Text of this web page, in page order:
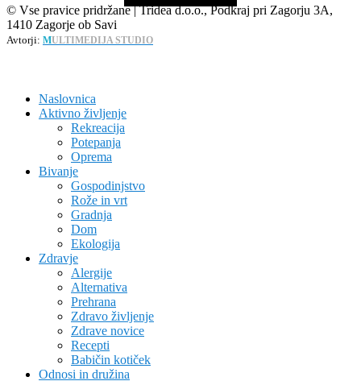
© Vse pravice pridržane | Tridea d.o.o., Podkraj pri Zagorju 3A,
1410 Zagorje ob Savi
Avtorji: MULTIMEDIJA STUDIO
Naslovnica
Aktivno življenje
Rekreacija
Potepanja
Oprema
Bivanje
Gospodinjstvo
Rože in vrt
Gradnja
Dom
Ekologija
Zdravje
Alergije
Alternativa
Prehrana
Zdravo življenje
Zdrave novice
Recepti
Babičin kotiček
Odnosi in družina